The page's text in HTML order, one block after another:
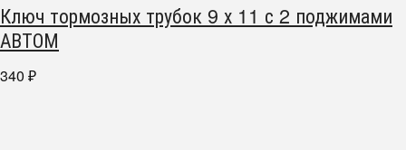
Ключ тормозных трубок 9 х 11 с 2 поджимами
АВТОМ
340 ₽